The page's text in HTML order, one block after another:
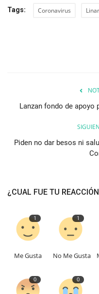
Tags: Coronavirus
Lanzan fondo de apoyo
Piden no dar besos ni
¿CUAL FUE TU
1
Me Gusta
1
No Me Gusta
0 0